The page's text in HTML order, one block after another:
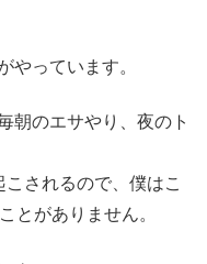
やっています。
朝のエサやり、夜のト
されるので、僕はこ
とがありません。